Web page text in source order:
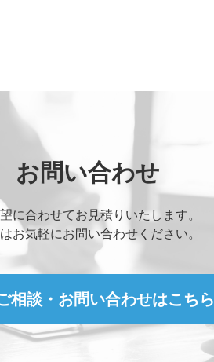
Max File Size:
い について」に同意する
お問い合わせ
に合わせてお見積りいたします。
お気軽にお問い合わせください。
相談・お問い合わせはこちら